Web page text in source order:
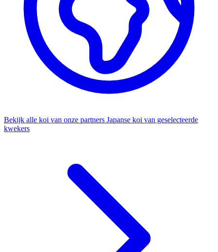
Bekijk alle koi van onze partners Japanse koi van geselecteerde
kwekers